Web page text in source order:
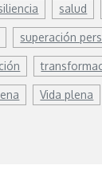
salud
superación
Vida plena